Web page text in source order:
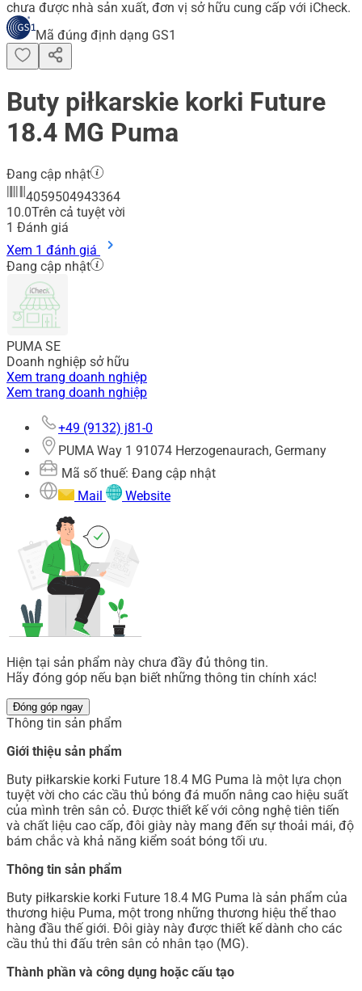
chưa được nhà sản xuất, đơn vị sở hữu cung cấp với iCheck.
Mã đúng định dạng GS1
Buty piłkarskie korki Future
18.4 MG Puma
Đang cập nhật
4059504943364
10.0Trên cả tuyệt vời
1 Đánh giá
Xem 1 đánh giá
Đang cập nhật
PUMA SE
Doanh nghiệp sở hữu
Xem trang doanh nghiệp
Xem trang doanh nghiệp
+49 (9132) j81-0
PUMA Way 1 91074 Herzogenaurach, Germany
Mã số thuế: Đang cập nhật
Mail
Website
Hiện tại sản phẩm này chưa đầy đủ thông tin.
Hãy đóng góp nếu bạn biết những thông tin chính xác!
Đóng góp ngay
Thông tin sản phẩm
Giới thiệu sản phẩm
Buty piłkarskie korki Future 18.4 MG Puma là một lựa chọn
tuyệt vời cho các cầu thủ bóng đá muốn nâng cao hiệu suất
của mình trên sân cỏ. Được thiết kế với công nghệ tiên tiến
và chất liệu cao cấp, đôi giày này mang đến sự thoải mái, độ
bám chắc và khả năng kiểm soát bóng tối ưu.
Thông tin sản phẩm
Buty piłkarskie korki Future 18.4 MG Puma là sản phẩm của
thương hiệu Puma, một trong những thương hiệu thể thao
hàng đầu thế giới. Đôi giày này được thiết kế dành cho các
cầu thủ thi đấu trên sân cỏ nhân tạo (MG).
Thành phần và công dụng hoặc cấu tạo